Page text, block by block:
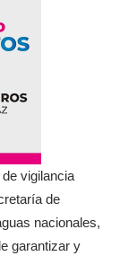
vigilancia
de
nacionales,
garantizar y